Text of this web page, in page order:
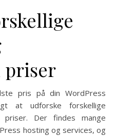
priser
pris på din WordPress
at udforske forskellige
priser. Der findes mange
hosting og services, og